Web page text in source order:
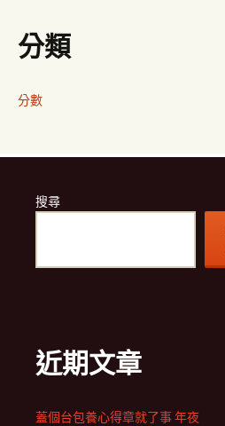
分類
分數
搜尋
近期文章
蓋個台包養心得章就了事 年夜